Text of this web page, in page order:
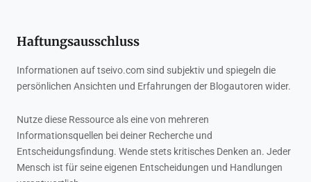
Haftungsausschluss
Informationen auf tseivo.com sind subjektiv und spiegeln die
persönlichen Ansichten und Erfahrungen der Blogautoren wider.
Nutze diese Ressource als eine von mehreren
Informationsquellen bei deiner Recherche und
Entscheidungsfindung. Wende stets kritisches Denken an. Jeder
Mensch ist für seine eigenen Entscheidungen und Handlungen